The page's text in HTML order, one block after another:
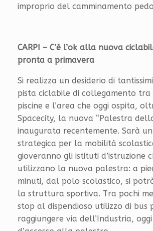
improprio del camminamento
CARPI – C’è l’ok alla nuova
pronta a primavera
Si realizza un desiderio di
pista ciclabile di collegamento tra
piscine e l’area che oggi ospita,
Spacecity, la nuova “Palestra
inaugurata recentemente. Sarà
strategica per la mobilità
gioveranno gli istituti d’istruzione
utilizzano la nuova palestra: a
minuti, dal polo scolastico, si
la struttura sportiva. Tra pochi
stop al dispendioso utilizzo di bus
raggiungere via dell’Industria,